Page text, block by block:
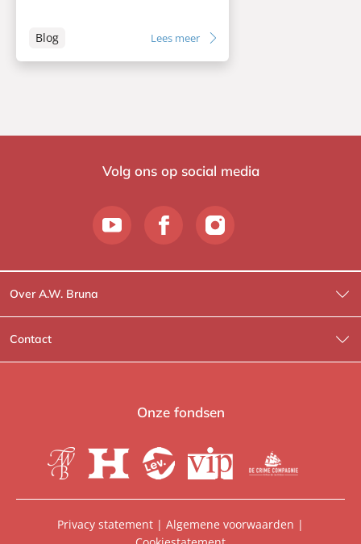
Blog Lees meer
Volg ons op social media
Over A.W. Bruna
Wat wij doen
Wie is Wie?
Heartbeat
Contact
Contactinformatie
Voor de boekhandels
Onze fondsen
Privacy statement | Algemene voorwaarden |